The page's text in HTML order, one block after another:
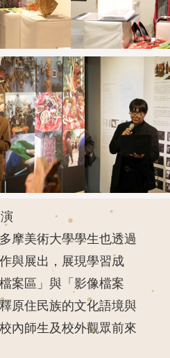
摩美術大學學生也透過
與展出，展現學習成
案區」與「影像檔案
原住民族的文化語境與
內師生及校外觀眾前來